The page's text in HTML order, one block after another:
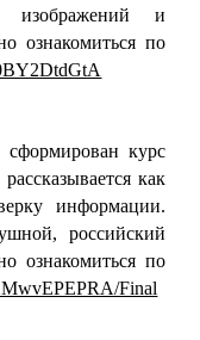
изображений и
ознакомиться по
курс
как
информации.
российский
ознакомиться по
Final